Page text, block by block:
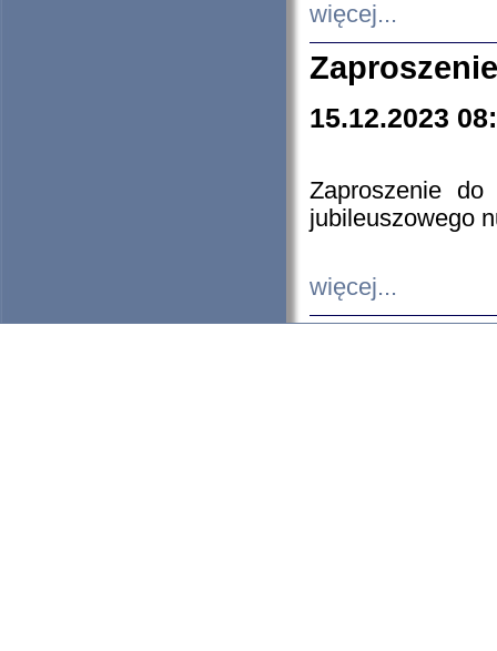
więcej...
15.12.2023
Zaproszenie do
jubileuszowego
więcej...